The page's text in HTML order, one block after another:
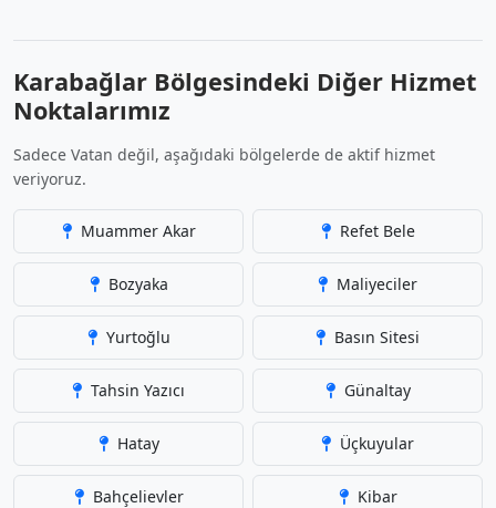
Karabağlar Bölgesindeki Diğer Hizmet
Noktalarımız
Sadece Vatan değil, aşağıdaki bölgelerde de aktif hizmet
veriyoruz.
Muammer Akar Refet Bele
Bozyaka Maliyeciler
Yurtoğlu Basın Sitesi
Tahsin Yazıcı Günaltay
Hatay Üçkuyular
Bahçelievler Kibar